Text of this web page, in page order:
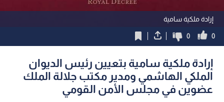
إرادة ملكية سامية
0
0
إرادة ملكية سامية بتعيين رئيس الديوان
الملكي الهاشمي ومدير مكتب جلالة الملك
عضوين في مجلس الأمن القومي